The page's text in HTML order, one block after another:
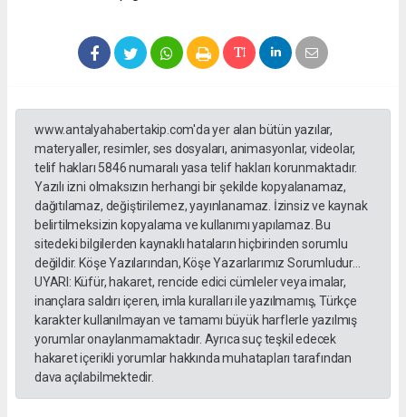
www.antalyahabertakip.com'da yer alan bütün yazılar,
materyaller, resimler, ses dosyaları, animasyonlar, videolar,
telif hakları 5846 numaralı yasa telif hakları korunmaktadır.
Yazılı izni olmaksızın herhangi bir şekilde kopyalanamaz,
dağıtılamaz, değiştirilemez, yayınlanamaz. İzinsiz ve kaynak
belirtilmeksizin kopyalama ve kullanımı yapılamaz. Bu
sitedeki bilgilerden kaynaklı hataların hiçbirinden sorumlu
değildir. Köşe Yazılarından, Köşe Yazarlarımız Sorumludur...
UYARI: Küfür, hakaret, rencide edici cümleler veya imalar,
inançlara saldırı içeren, imla kuralları ile yazılmamış, Türkçe
karakter kullanılmayan ve tamamı büyük harflerle yazılmış
yorumlar onaylanmamaktadır. Ayrıca suç teşkil edecek
hakaret içerikli yorumlar hakkında muhatapları tarafından
dava açılabilmektedir.